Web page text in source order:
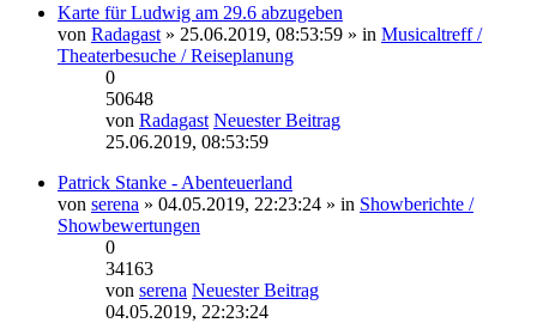
Karte für Ludwig am 29.6 abzugeben
von Radagast » 25.06.2019, 08:53:59 » in Musicaltreff /
Theaterbesuche / Reiseplanung
0
50648
von Radagast Neuester Beitrag
25.06.2019, 08:53:59
Patrick Stanke - Abenteuerland
von serena » 04.05.2019, 22:23:24 » in Showberichte /
Showbewertungen
0
34163
von serena Neuester Beitrag
04.05.2019, 22:23:24